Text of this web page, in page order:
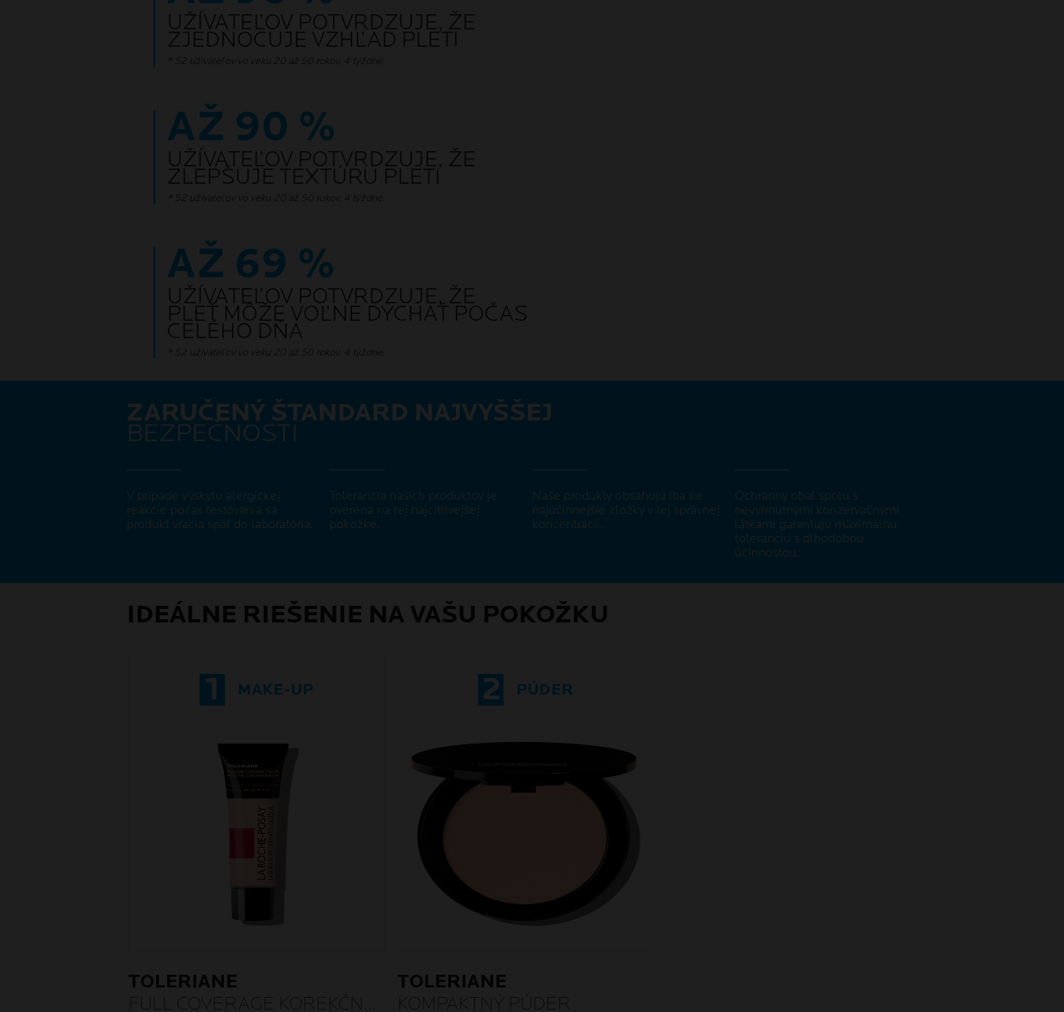
UŽÍVATEĽOV POTVRDZUJE, ŽE
ZJEDNOCUJE VZHĽAD PLETI
* 52 užívateľov vo veku 20 až 50 rokov, 4 týždne.
AŽ 90 %
UŽÍVATEĽOV POTVRDZUJE, ŽE
ZLEPŠUJE TEXTÚRU PLETI
* 52 užívateľov vo veku 20 až 50 rokov, 4 týždne.
AŽ 69 %
UŽÍVATEĽOV POTVRDZUJE, ŽE
PLEŤ MÔŽE VOĽNE DÝCHAŤ POČAS
CELÉHO DŇA
* 52 užívateľov vo veku 20 až 50 rokov, 4 týždne.
ZARUČENÝ ŠTANDARD NAJVYŠŠEJ
BEZPEČNOSTI
V prípade výskytu alergickej
reakcie počas testovania sa
produkt vracia späť do laboratória.
Tolerancia našich produktov je
overená na tej najcitlivejšej
pokožke.
Naše produkty obsahujú iba tie
najúčinnejšie zložky v tej správnej
koncentrácii.
Ochranný obal spolu s
nevyhnutnými konzervačnými
látkami garantujú maximálnu
toleranciu s dlhodobou
účinnosťou.
IDEÁLNE RIEŠENIE NA VAŠU POKOŽKU
1 MAKE-UP
TOLERIANE
FULL COVERAGE KOREKČNÝ
2 PÚDER
TOLERIANE
KOMPAKTNÝ PÚDER